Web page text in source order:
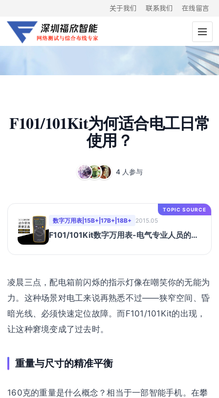
关于我们 联系我们 在线留言
F101/101Kit为何适合电工日常
使用？
4 人参与
TOPIC SOURCE
数字万用表|15B+|17B+|18B+ 2015.05
F101/101Kit数字万用表-电气专业人员的首
凌晨三点，配电箱前闪烁的指示灯像在嘲笑你的无能为
力。这种场景对电工来说再熟悉不过——狭窄空间、昏
暗光线、必须快速定位故障。而F101/101Kit的出现，
让这种窘境变成了过去时。
重量与尺寸的精准平衡
160克的重量是什么概念？相当于一部智能手机。在攀